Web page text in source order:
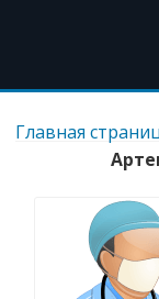
Главная